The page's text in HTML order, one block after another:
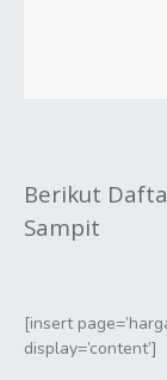
Berikut
Sampit
[insert
display=’content’]